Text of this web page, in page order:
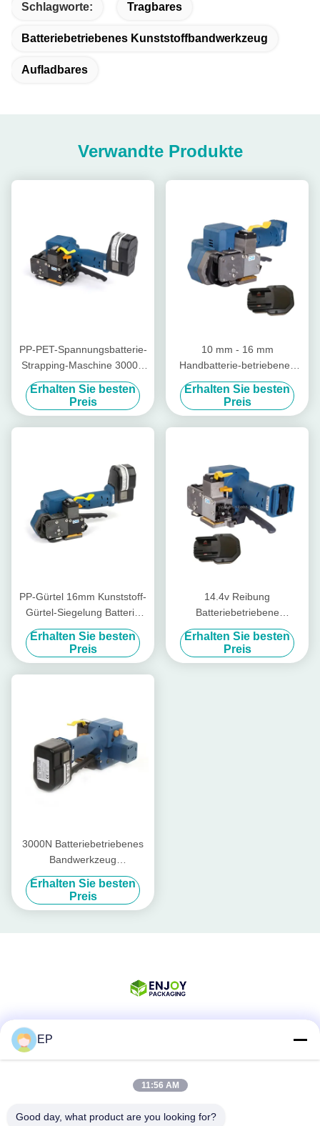
Schlagworte: Tragbares
Batteriebetriebenes Kunststoffbandwerkzeug
Aufladbares
Verwandte Produkte
PP-PET-Spannungsbatterie-
Strapping-Maschine 3000N
Spannung für Kunststoff-
Strapping
Erhalten Sie besten
Preis
10 mm - 16 mm
Handbatterie-betriebenes
Kunststoff-Strapping-
Werkzeug Siegelloses
drahtloses manuelles
Paletten-Strapp
Erhalten Sie besten
Preis
PP-Gürtel 16mm Kunststoff-
Gürtel-Siegelung Batterie
Spannungsanlage
Wiederaufladbare Pp-Gürtel
Verpackungsmaschine
Erhalten Sie besten
Preis
14.4v Reibung
Batteriebetriebene
Kunststoff-Gurtwerkzeug
Schweißkraft
Handgurtwerkzeug
Erhalten Sie besten
Preis
3000N Batteriebetriebenes
Bandwerkzeug
Wiederaufladbares Pp-
Bandwerkzeug PET-Band 13
mm - 19 mm
Erhalten Sie besten
Preis
Schnelle Kontaktaufnahme
EP
11:56 AM
Good day, what product are you looking for?